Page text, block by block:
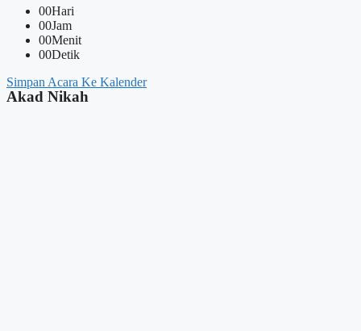
00Hari
00Jam
00Menit
00Detik
Simpan Acara Ke Kalender
Akad Nikah